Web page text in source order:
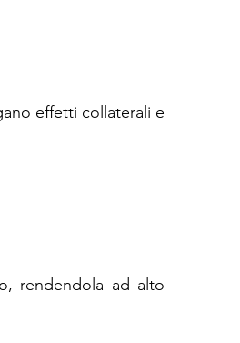
effetti collaterali e
rendendola ad alto